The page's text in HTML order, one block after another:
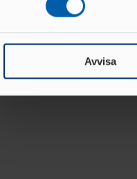
sociala medier och
till de sociala medier och
med annan information
Avvisa